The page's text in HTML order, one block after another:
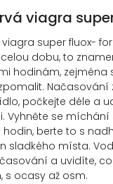
viagra
super fluox-
dobu, to
hodinám, zejména
počkejte déle a
Vyhněte se míchání
berte to s
sladkého místa.
a uvidíte,
s ocasy až osm.